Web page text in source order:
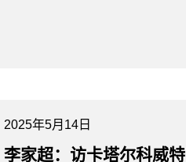
2025年5月14日
李家超：访卡塔尔科威特